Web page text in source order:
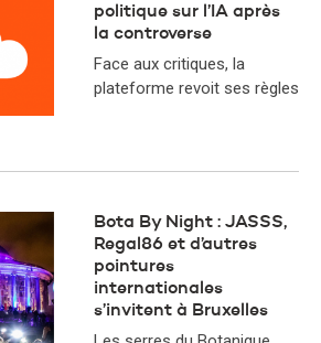
politique sur l’IA après
la controverse
Face aux critiques, la
plateforme revoit ses règles
Bota By Night : JASSS,
Regal86 et d’autres
pointures
internationales
s’invitent à Bruxelles